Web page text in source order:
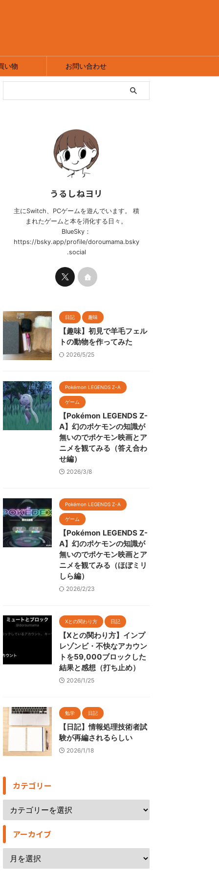
い物 お問い合わせ
うるしねヨリ
主にSwitch、PCゲームを遊んでいます。 積
まれたゲームと本を消化する日々。
BlueSky：
https://bsky.app/profile/doroumama.bsky
.social
日記 趣味
【趣味】初見で羊毛フェル
トの動物を作ってみた
2026/5/25
Pokémon LEGENDS Z-A
ゲーム
【Pokémon LEGENDS Z-
A】幻のポケモンの知識が
無いのでポケモン映画とア
ニメを観てみる（答え合わ
せ編）
2026/3/8
Pokémon LEGENDS Z-A
ゲーム
【Pokémon LEGENDS Z-
A】幻のポケモンの知識が
無いのでポケモン映画とア
ニメを観てみる（ほぼミリ
しら編）
2026/2/23
Xとの関わり方 日記
【Xとの関わり方】インプ
レゾンビ・不快なアカウン
トを59,000ブロックした
結果と感想（打ち止め）
2026/1/25
勉学 日記
【日記】情報処理技術者試
験が再編されるらしい
2026/1/18
カテゴリー
アーカイブ